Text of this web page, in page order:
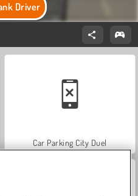
Driver
Car Parking City Duel